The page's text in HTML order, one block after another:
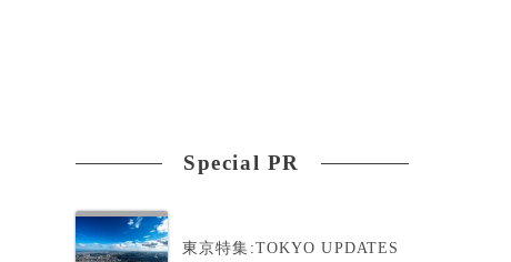
Special PR
東京特集:TOKYO UPDATES